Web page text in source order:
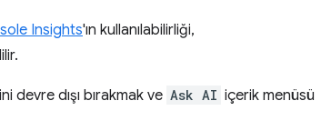
Insights'ın kullanılabilirliği,
devre dışı bırakmak ve Ask AI içerik menüsü